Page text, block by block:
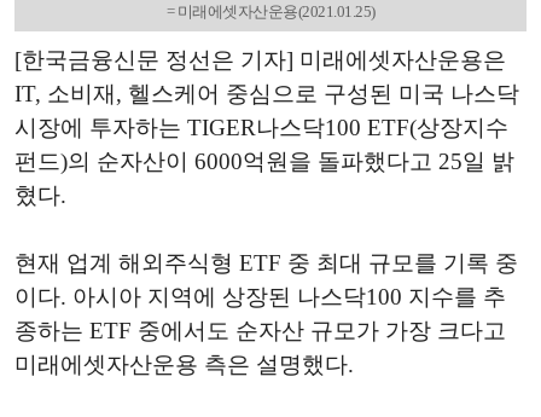
= 미래에셋자산운용(2021.01.25)
[한국금융신문 정선은 기자] 미래에셋자산운용은
IT, 소비재, 헬스케어 중심으로 구성된 미국 나스닥
시장에 투자하는 TIGER나스닥100 ETF(상장지수
펀드)의 순자산이 6000억원을 돌파했다고 25일 밝
혔다.
현재 업계 해외주식형 ETF 중 최대 규모를 기록 중
이다. 아시아 지역에 상장된 나스닥100 지수를 추
종하는 ETF 중에서도 순자산 규모가 가장 크다고
미래에셋자산운용 측은 설명했다.